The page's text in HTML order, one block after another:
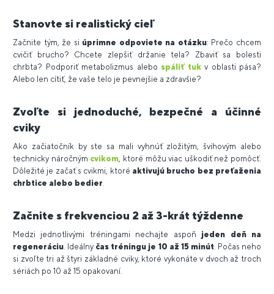
Stanovte si realistický cieľ
Začnite tým, že si úprimne odpoviete na otázku: Prečo chcem
cvičiť brucho? Chcete zlepšiť držanie tela? Zbaviť sa bolesti
chrbta? Podporiť metabolizmus alebo spáliť tukv oblasti pása?
Alebo len cítiť, že vaše telo je pevnejšie a zdravšie?
Zvoľte si jednoduché, bezpečné a účinné
cviky
Ako začiatočník by ste sa mali vyhnúť zložitým, švihovým alebo
technicky náročným cvikom , ktoré môžu viac uškodiť než pomôcť.
Dôležité je začať s cvikmi, ktoré aktivujú brucho bez preťaženia
chrbtice alebo bedier
Začnite s frekvenciou 2 až 3-krát týždenne
Medzi jednotlivými tréningami nechajte aspoň jeden deň na
regeneráciu . Ideálny čas tréningu je 10 až 15 minút . Počas neho
si zvoľte tri až štyri základné cviky, ktoré vykonáte v dvoch až troch
sériách po 10 až 15 opakovaní.